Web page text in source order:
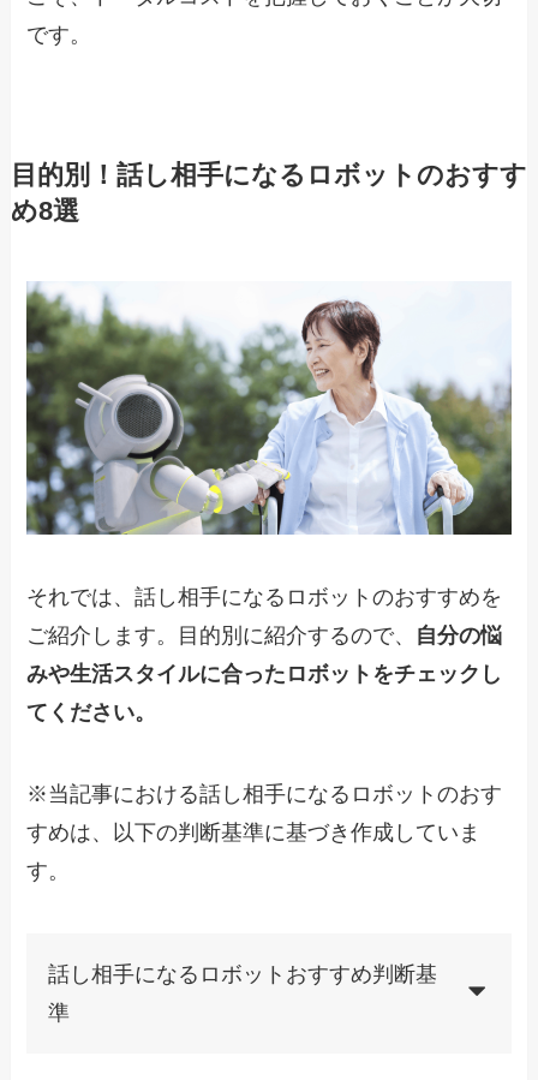
です。
目的別！話し相手になるロボットのおすす
め8選
それでは、話し相手になるロボットのおすすめを
ご紹介します。目的別に紹介するので、 自分の悩
みや生活スタイルに合ったロボットをチェックし
てください。
※当記事における話し相手になるロボットのおす
すめは、以下の判断基準に基づき作成していま
す。
話し相手になるロボットおすすめ判断基
準